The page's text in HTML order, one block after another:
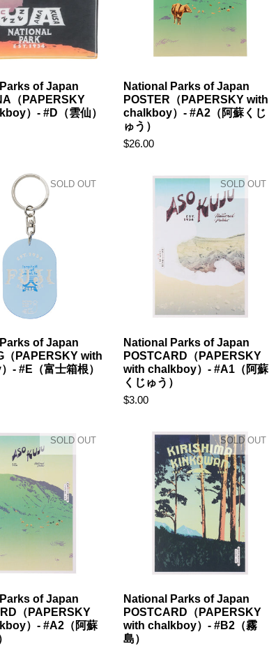
of Japan
（PAPERSKY
）- #D（雲仙）
National Parks of Japan
POSTER（PAPERSKY with
chalkboy）- #A2（阿蘇くじ
ゅう）
$26.00
of Japan
（PAPERSKY with
- #E（富士箱根）
SOLD OUT
National Parks of Japan
POSTCARD（PAPERSKY
with chalkboy）- #A1（阿蘇
くじゅう）
$3.00
SOLD OUT
of Japan
（PAPERSKY
）- #A2（阿蘇
SOLD OUT
National Parks of Japan
POSTCARD（PAPERSKY
with chalkboy）- #B2（霧
島）
SOLD OUT
次回10,000円以上お買い上げでお使いいただけます。